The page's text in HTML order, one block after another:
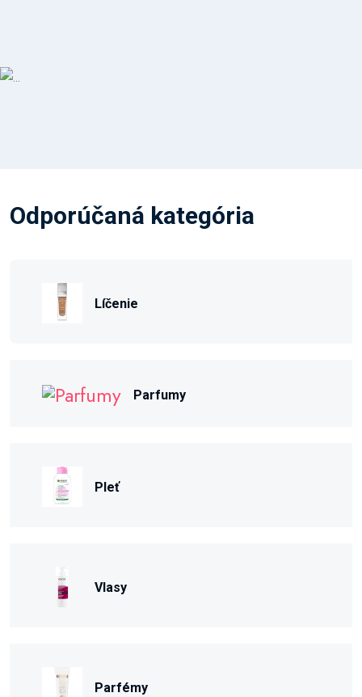
Odporúčaná kategória
Líčenie
Parfumy
Pleť
Vlasy
Parfémy